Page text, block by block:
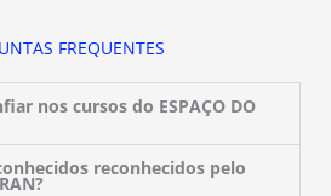
FREQUENTES
nos cursos do ESPAÇO DO
reconhecidos pelo